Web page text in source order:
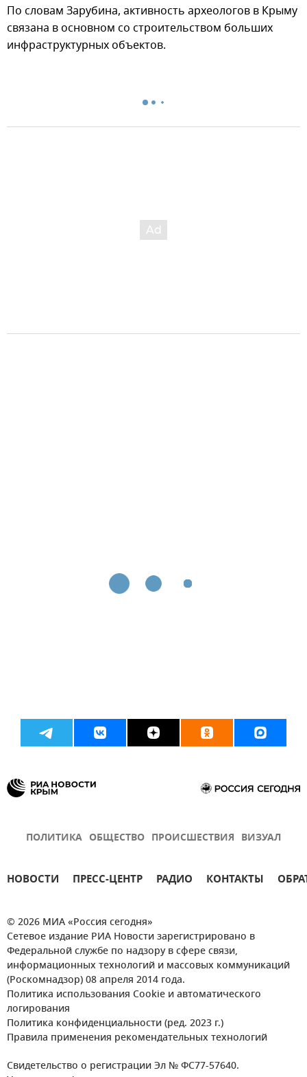
По словам Зарубина, активность археологов в Крыму
связана в основном со строительством больших
инфраструктурных объектов.
ПОЛИТИКА ОБЩЕСТВО ПРОИСШЕСТВИЯ ВИЗУАЛ
НОВОСТИ ПРЕСС-ЦЕНТР РАДИО КОНТАКТЫ
© 2026 МИА «Россия сегодня»
Сетевое издание РИА Новости зарегистрировано в
Федеральной службе по надзору в сфере связи,
информационных технологий и массовых коммуникаций
(Роскомнадзор) 08 апреля 2014 года.
Политика использования Cookie и автоматического
логирования
Политика конфиденциальности (ред. 2023 г.)
Правила применения рекомендательных технологий
Свидетельство о регистрации Эл № ФС77-57640.